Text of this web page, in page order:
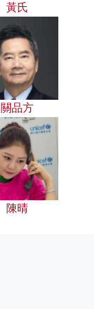
黃氏
關品方
陳晴